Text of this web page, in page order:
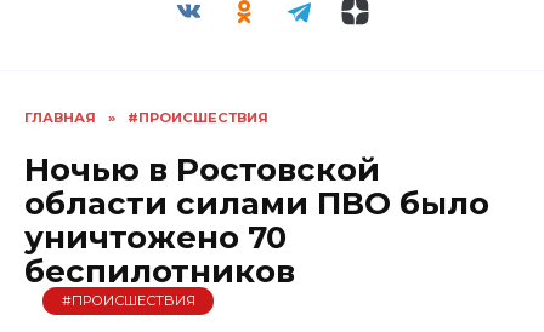
ГЛАВНАЯ » #ПРОИСШЕСТВИЯ
Ночью в Ростовской
области силами ПВО было
уничтожено 70
беспилотников
#ПРОИСШЕСТВИЯ